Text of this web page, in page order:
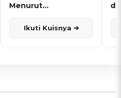
Menurut
Ikuti Kuisnya ➔